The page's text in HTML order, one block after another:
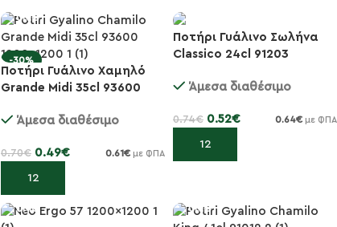
-30%
Ποτήρι Γυάλινο Χαμηλό
Grande Midi 35cl 93600
Άμεσα διαθέσιμο
0.70€ 0.49€ 0.61€ με ΦΠΑ
Προσθήκη στο καλάθι
-30%
Ποτήρι Γυάλινο Σωλήνα
Classico 24cl 91203
Άμεσα διαθέσιμο
0.74€ 0.52€ 0.64€ με ΦΠΑ
Προσθήκη στο καλάθι